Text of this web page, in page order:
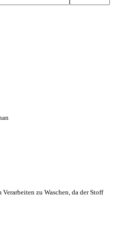
zu Waschen, da der Stoff